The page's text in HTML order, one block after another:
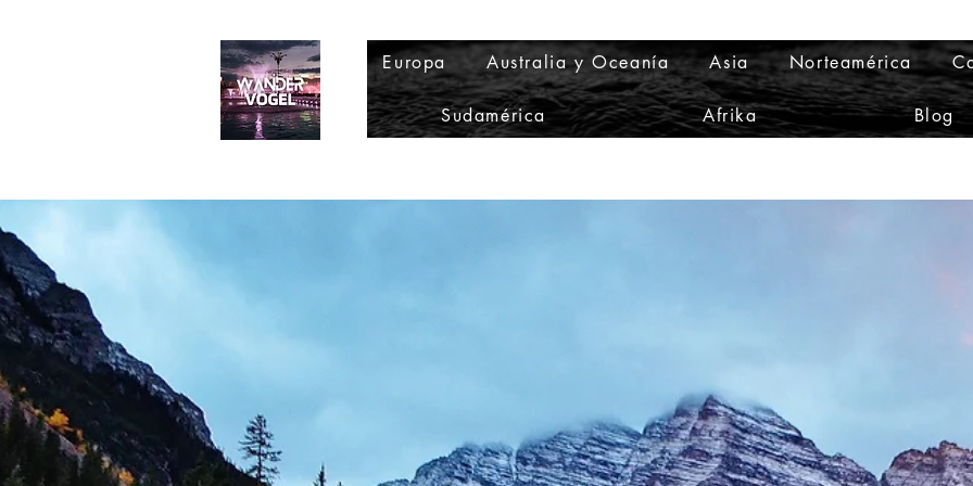
Europa Australia y Oceanía Asia Norteamérica
Sudamérica Afrika Blog